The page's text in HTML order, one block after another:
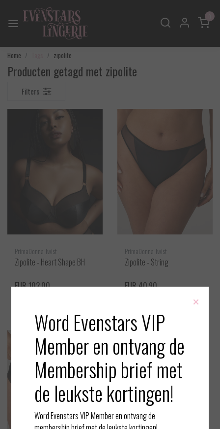
Home zipolite
Producten getagd met zipolite
Filters
PrimaDonna Twist
Zipolite - Heart Shape BH
EUR 102,00
PrimaDonna Twist
Zipolite - String
EUR 40,90
×
Word Evenstars VIP
Member en ontvang de
Membership brief met
de leukste kortingen!
Word Evenstars VIP Member en ontvang de